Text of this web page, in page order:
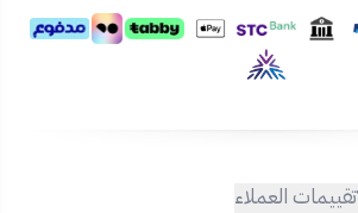
تقييمات العملاء